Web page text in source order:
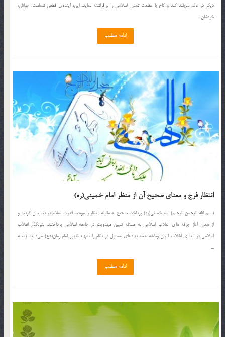
دیگر در عالم سربلند کند و کاخ با عظمت تمدن اسلامى را برافراشته نماید. این، آینده‌ى قطعى شماست. جوانان،
خودشان ...
ادامه مطلب
انتظار فرج و معناى صحیح آن‏ از منظر امام خمینی(ره)
(بسم الله الرحمن الرحیم) امام خمینی(ره) پرداخت صحیح به مقوله انتظار را موجب قدرت اسلام در دنیا بیان کردند و
از همان آغاز جرقه های انقلاب اسلامی به مسئله تبیین مهدویت در جامعه اسلامی پرداختند. بنیانگذار انقلاب
اسلامی در ابتدای انقلاب ایران وظیفه همه نهادهای مسئول در نظام را تمهید ظهور امام زمان(عج) می‌دانند، زمینه
...
ادامه مطلب